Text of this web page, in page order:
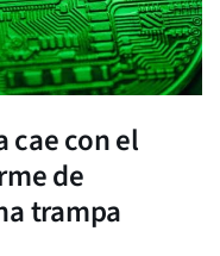
con el
de
trampa